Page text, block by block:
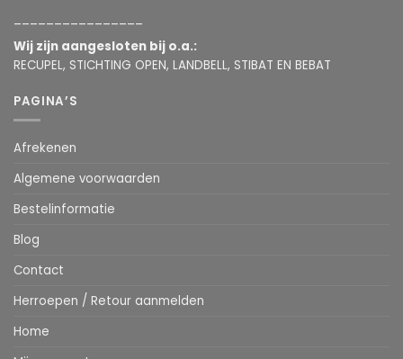
Wij zijn aangesloten bij o.a.:
RECUPEL, STICHTING OPEN, LANDBELL, STIBAT EN BEBAT
PAGINA’S
Afrekenen
Algemene voorwaarden
Bestelinformatie
Blog
Contact
Herroepen / Retour aanmelden
Home